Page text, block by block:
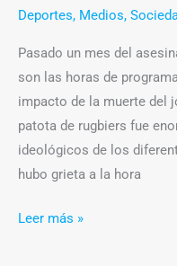
Deportes, Medios,
Pasado un mes del
son las horas de
impacto de la muerte del
patota de rugbiers fue
ideológicos de los
hubo grieta a la hora
Leer más »